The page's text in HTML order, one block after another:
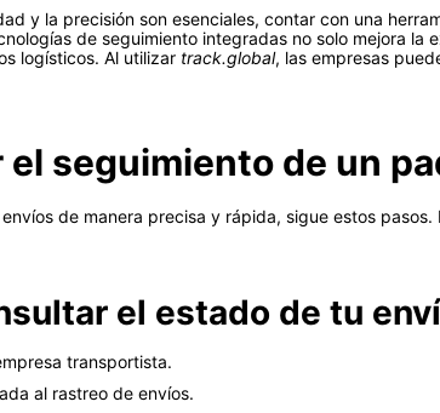
y la precisión son esenciales, contar con una
de seguimiento integradas no solo mejora
logísticos. Al utilizar track.global, las empresas
el seguimiento de un
de manera precisa y rápida, sigue estos
el estado de tu
transportista.
al rastreo de envíos.